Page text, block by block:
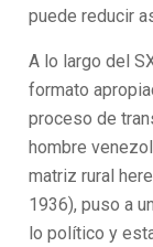
puede reducir
A lo largo del
formato
proceso de
hombre
matriz rural
1936), puso a
lo político y